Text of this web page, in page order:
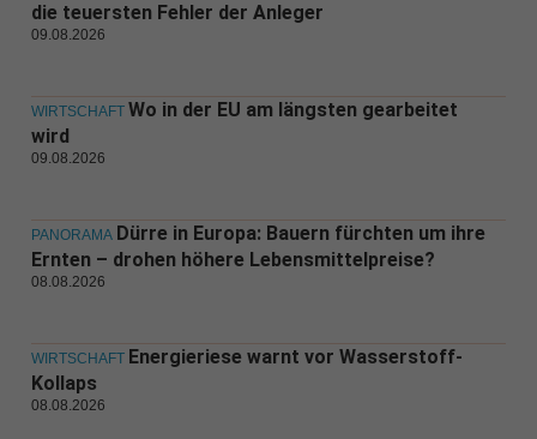
die teuersten Fehler der Anleger
09.08.2026
WIRTSCHAFT Wo in der EU am längsten gearbeitet
wird
09.08.2026
PANORAMA Dürre in Europa: Bauern fürchten um ihre
Ernten – drohen höhere Lebensmittelpreise?
08.08.2026
WIRTSCHAFT Energieriese warnt vor Wasserstoff-
Kollaps
08.08.2026